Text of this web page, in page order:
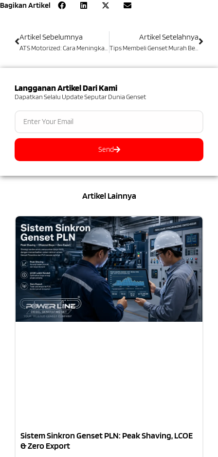
Bagikan Artikel
Artikel Sebelumnya Artikel Setelahnya
Tips Membeli Genset Murah Berkualitas & Cara Perawatannya!
Langganan Artikel Dari Kami
Dapatkan Selalu Update Seputar Dunia Genset
Send
Artikel Lainnya
Sistem Sinkron Genset PLN: Peak Shaving, LCOE
& Zero Export